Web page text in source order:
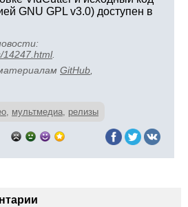
GNU GPL v3.0) доступен в
14247.html.
GitHub
, мультмедиа, релизы